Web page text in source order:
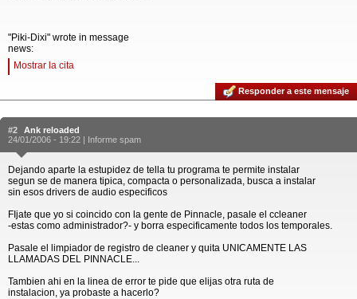
"Piki-Dixi" wrote in message
news:
Mostrar la cita
Responder a este mensaje
#2
Ank reloaded
24/01/2006 - 19:22 | Informe spam
Dejando aparte la estupidez de tella tu programa te permite instalar
segun se de manera tipica, compacta o personalizada, busca a instalar
sin esos drivers de audio especificos
FIjate que yo si coincido con la gente de Pinnacle, pasale el ccleaner
-estas como administrador?- y borra especificamente todos los temporales.
Pasale el limpiador de registro de cleaner y quita UNICAMENTE LAS
LLAMADAS DEL PINNACLE...
Tambien ahi en la linea de error te pide que elijas otra ruta de
instalacion, ya probaste a hacerlo?